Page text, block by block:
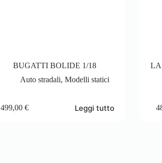
BUGATTI BOLIDE 1/18
Auto stradali, Modelli statici
499,00 € Leggi tutto